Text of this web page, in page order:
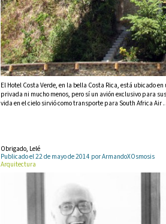
El Hotel Costa Verde, en la bella Costa Rica, está ubicado
privada ni mucho menos, pero sí un avión exclusivo para
vida en el cielo sirvió como transporte para South Africa Air
Obrigado, Lelé
Publicado el 22 de mayo de 2014 por ArmandoXOsmosis
Arquitectura